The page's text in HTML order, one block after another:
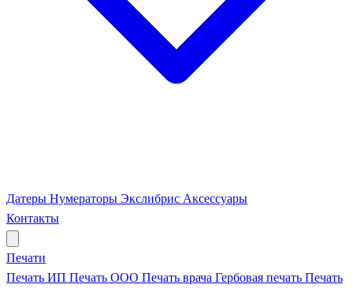
Датеры Нумераторы Экслибрис Аксессуары
Контакты
Печати
Печать ИП Печать ООО Печать врача Гербовая печать Печать